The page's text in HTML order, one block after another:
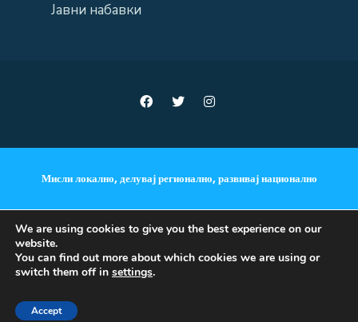
Јавни набавки
Мисли локално, делувај регионално, развивај национално
We are using cookies to give you the best experience on our
website.
You can find out more about which cookies we are using or
switch them off in settings.
Accept